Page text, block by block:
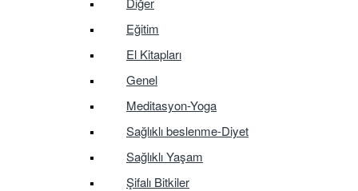
Eğitim
El Kitapları
Genel
Meditasyon-Yoga
Sağlıklı beslenme-Diyet
Sağlıklı Yaşam
Şifalı Bitkiler